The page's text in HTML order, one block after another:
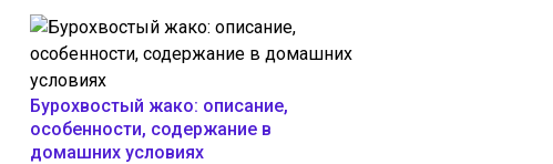
Бурохвостый жако: описание,
особенности, содержание в
домашних условиях